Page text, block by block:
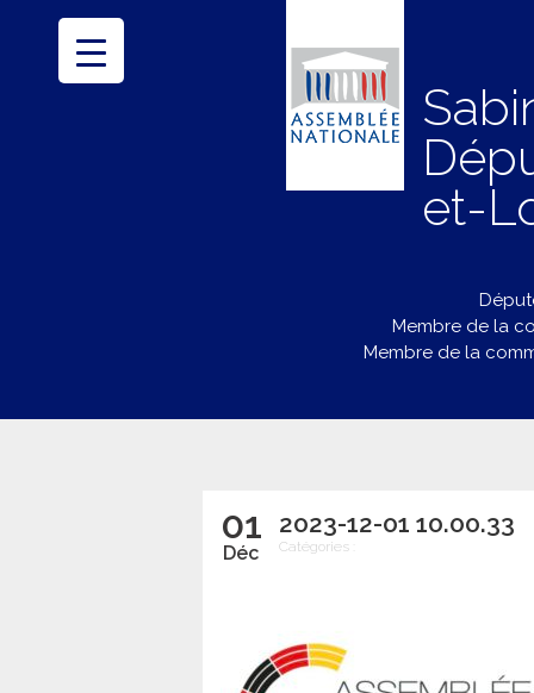
et-
Membre de la
Membre de la
01
Déc
2023-12-01 10.00.33
Catégories :